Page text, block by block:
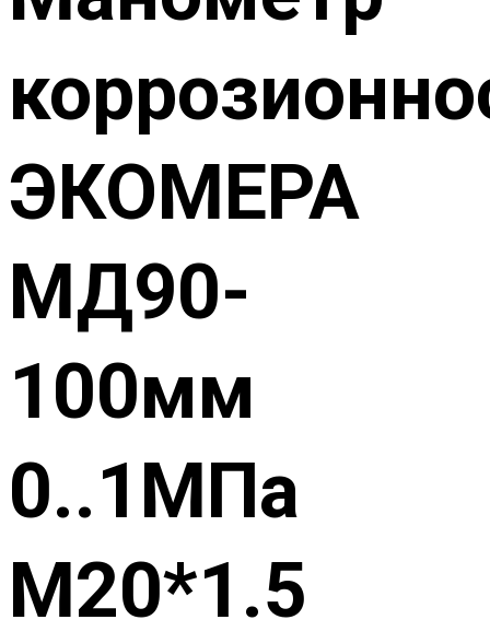
ЭКОМЕРА
МД90-
100мм
0..1МПа
M20*1.5